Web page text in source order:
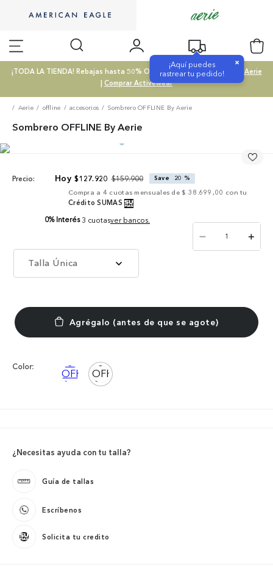
¡Aquí puedes
rastrear tu pedido!
×
¡TODA LA TIENDA! Rebajas hasta 50% OFF |Comprar SALE|Comprar Aerie
| Comprar Activewear
Aerie offline accesorios Sombrero OFFLINE By Aerie
Sombrero OFFLINE By Aerie
Precio: $127. 920 $159.900 Save 20 %
Compra a 4 cuotas mensuales de $ 38.699,00 con tu
Crédito SUMAS
0% Interés 3 cuotasver bancos.
Talla Única
＋
－
Color:
¿Necesitas ayuda con tu talla?
Guía de tallas
Escríbenos
Solicita tu credito